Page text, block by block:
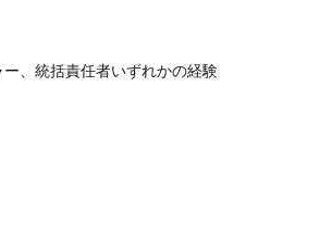
、統括責任者いずれかの経験